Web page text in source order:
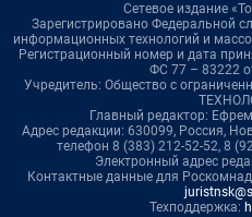
Сетевое издание
Зарегистрировано Федеральной
информационных технологий и
Регистрационный номер и дата
ФС 77 – 83222
Учредитель: Общество с
Главный редактор:
Адрес редакции: 630099, Россия,
телефон 8 (383) 212-52-52, 8
Электронный адрес
Контактные данные для
Техподдержка: